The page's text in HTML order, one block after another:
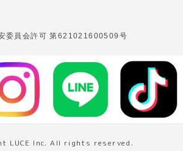
委員会許可 第621021600509号
LUCE Inc. All rights reserved.